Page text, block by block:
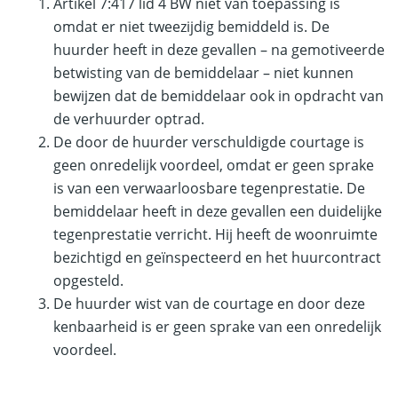
omdat er niet tweezijdig bemiddeld is. De
huurder heeft in deze gevallen – na gemotiveerde
betwisting van de bemiddelaar – niet kunnen
bewijzen dat de bemiddelaar ook in opdracht van
de verhuurder optrad.
De door de huurder verschuldigde courtage is
geen onredelijk voordeel, omdat er geen sprake
is van een verwaarloosbare tegenprestatie. De
bemiddelaar heeft in deze gevallen een duidelijke
tegenprestatie verricht. Hij heeft de woonruimte
bezichtigd en geïnspecteerd en het huurcontract
opgesteld.
De huurder wist van de courtage en door deze
kenbaarheid is er geen sprake van een onredelijk
voordeel.